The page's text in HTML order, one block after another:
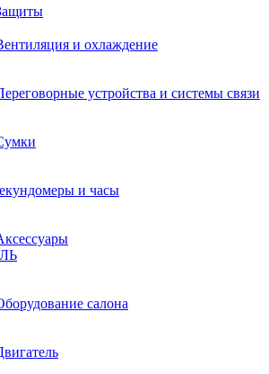
и охлаждение
устройства и системы связи
и часы
салона